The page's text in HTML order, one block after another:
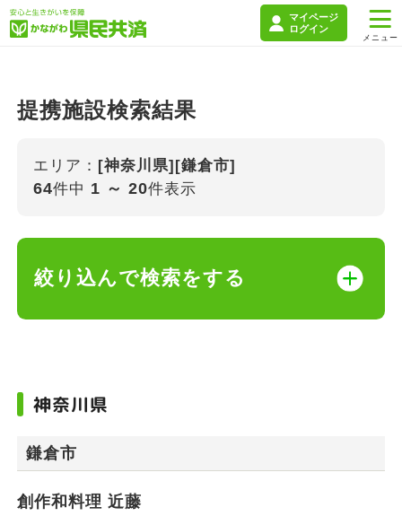
マイページ
ログイン
提携施設検索結果
エリア： [神奈川県][鎌倉市]
64件中 1 ～ 20件表示
絞り込んで検索をする
エリア
神奈川県
鎌倉市
創作和料理 近藤